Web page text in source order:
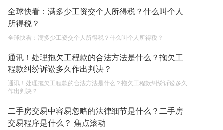
2023-05-05
全球快看：满多少工资交个人所得税？什么叫个人
所得税？
全球快看：满多少工资交个人所得税？什么叫个人所得税？
通讯！处理拖欠工程款的合法方法是什么？拖欠工
程款纠纷诉讼多久作出判决？
通讯！处理拖欠工程款的合法方法是什么？拖欠工程款纠纷诉讼多久
作出判决？
二手房交易中容易忽略的法律细节是什么？二手房
交易程序是什么？ 焦点滚动